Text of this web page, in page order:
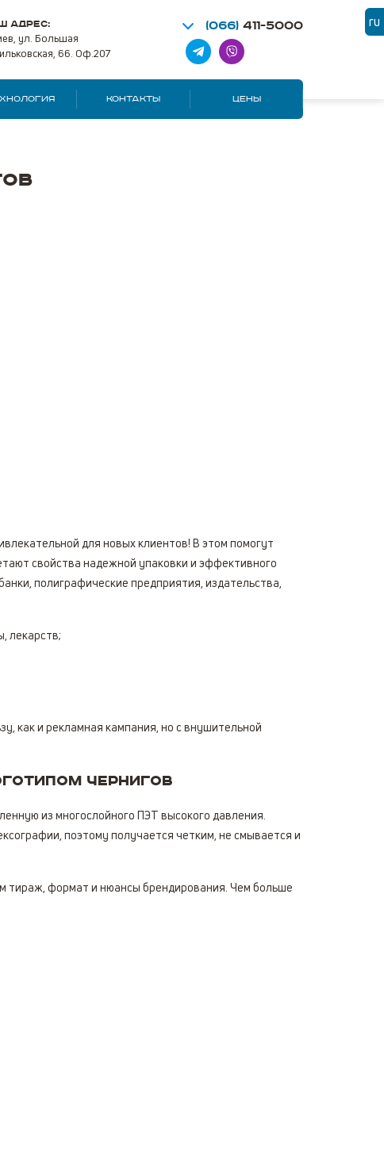
ru
АДРЕС:
ул. Большая
66. Оф.207
(066) 411-5000
КОНТАКТЫ ЦЕНЫ
для новых клиентов! В этом помогут
свойства надежной упаковки и эффективного
полиграфические предприятия, издательства,
лекарств;
как и рекламная кампания, но с внушительной
Чернигов
из многослойного ПЭТ высокого давления.
поэтому получается четким, не смывается и
тираж, формат и нюансы брендирования. Чем больше